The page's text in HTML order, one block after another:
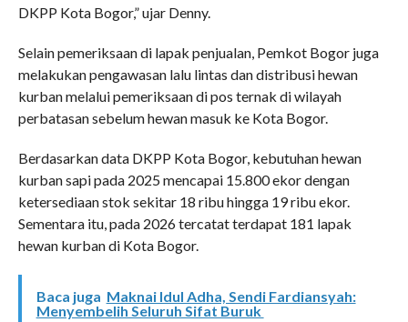
DKPP Kota Bogor,” ujar Denny.
Selain pemeriksaan di lapak penjualan, Pemkot Bogor juga
melakukan pengawasan lalu lintas dan distribusi hewan
kurban melalui pemeriksaan di pos ternak di wilayah
perbatasan sebelum hewan masuk ke Kota Bogor.
Berdasarkan data DKPP Kota Bogor, kebutuhan hewan
kurban sapi pada 2025 mencapai 15.800 ekor dengan
ketersediaan stok sekitar 18 ribu hingga 19 ribu ekor.
Sementara itu, pada 2026 tercatat terdapat 181 lapak
hewan kurban di Kota Bogor.
Baca juga Maknai Idul Adha, Sendi Fardiansyah:
Menyembelih Seluruh Sifat Buruk